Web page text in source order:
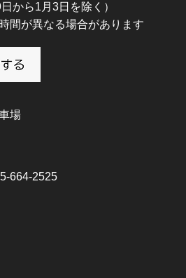
から1月3日を除く）
間が異なる場合があります
場
664-2525